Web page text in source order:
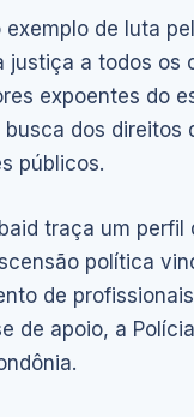
exemplo de luta
justiça a todos os
expoentes do
busca dos direitos
públicos.
traça um perfil
política
de
de apoio, a